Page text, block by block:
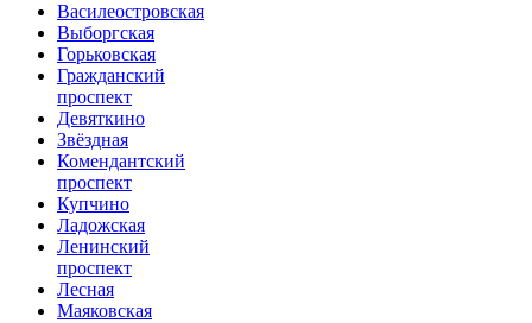
Василеостровская
Выборгская
Горьковская
Гражданский
проспект
Девяткино
Звёздная
Комендантский
проспект
Купчино
Ладожская
Ленинский
проспект
Лесная
Маяковская